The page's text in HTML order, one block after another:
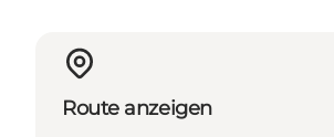
Route anzeigen